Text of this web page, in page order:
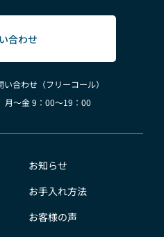
合わせ
合わせ（フリーコール）
月～金 9：00～19：00
お知らせ
お手入れ方法
お客様の声